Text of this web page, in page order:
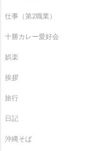
仕事（第2職業）
十勝カレー愛好会
娯楽
挨拶
旅行
日記
沖縄そば